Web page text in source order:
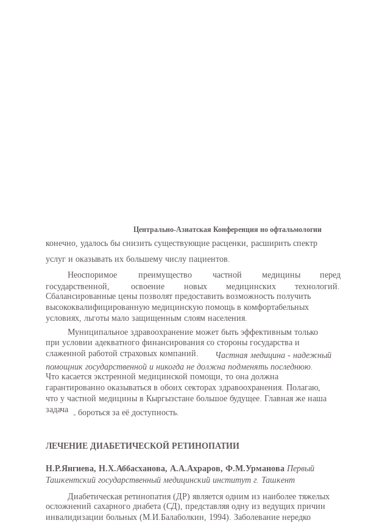
Центрально-Азиатская Конференция но офтальмологии
конечно, удалось бы снизить существующие расценки, расширить спектр
услуг и оказывать их большему числу пациентов.
Неоспоримое
преимущество частной медицины
перед
государственной,
освоение новых медицинских
технологий.
Сбалансированные цены позволят предоставить возможность получить
высококвалифицированную медицинскую помощь в комфортабельных
условиях, льготы мало защищенным слоям населения.
Муниципальное здравоохранение может быть эффективным только
при условии адекватного финансирования со стороны государства и
слаженной работой страховых компаний.
Частная медицина - надежный
помощник государственной и никогда не должна подменять последнюю.
Что касается экстренной медицинской помощи, то она должна
гарантированно оказываться в обоих секторах здравоохранения. Полагаю,
что у частной медицины в Кыргызстане большое будущее. Главная же наша
задача
- бороться за её доступность.
ЛЕЧЕНИЕ ДИАБЕТИЧЕСКОЙ РЕТИНОПАТИИ
Н.Р.Янгиева, Н.Х.Аббасханова, А.А.Ахраров, Ф.М.Урманова Первый
Ташкентский государственный медицинский институт г. Ташкент
Диабетическая ретинопатия (ДР) является одним из наиболее тяжелых
осложнений сахарного диабета (СД), представляя одну из ведущих причин
инвалидизации больных (М.И.Балаболкин, 1994). Заболевание нередко